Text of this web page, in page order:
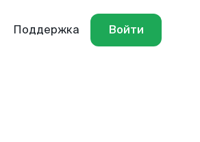
Поддержка Войти